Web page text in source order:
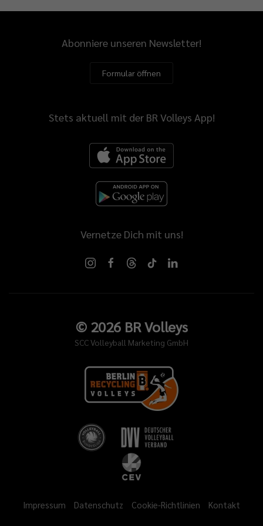
Abonniere unseren Newsletter!
Formular öffnen
Stets aktuell mit der BR Volleys App!
Vernetze Dich mit uns!
© 2026BR Volleys
SCC Volleyball Marketing GmbH
Impressum Datenschutz Cookie-Richtlinien Kontakt